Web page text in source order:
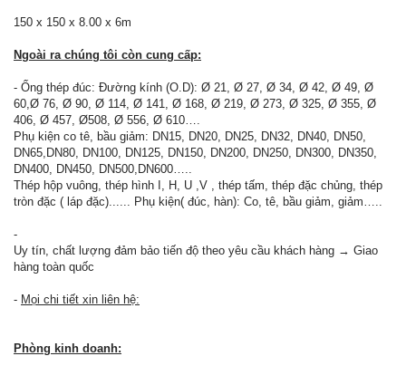
150 x 150 x 8.00 x 6m
Ngoài ra chúng tôi còn cung cấp:
- Ống thép đúc: Đường kính (O.D): Ø 21, Ø 27, Ø 34, Ø 42, Ø 49, Ø
60,Ø 76, Ø 90, Ø 114, Ø 141, Ø 168, Ø 219, Ø 273, Ø 325, Ø 355, Ø
406, Ø 457, Ø508, Ø 556, Ø 610….
Phụ kiện co tê, bầu giảm: DN15, DN20, DN25, DN32, DN40, DN50,
DN65,DN80, DN100, DN125, DN150, DN200, DN250, DN300, DN350,
DN400, DN450, DN500,DN600…..
Thép hộp vuông, thép hình I, H, U ,V , thép tấm, thép đặc chủng, thép
tròn đặc ( láp đặc)...... Phụ kiện( đúc, hàn): Co, tê, bầu giảm, giảm…..
-
Uy tín, chất lượng đảm bảo tiến độ theo yêu cầu khách hàng → Giao
hàng toàn quốc
- Mọi chi tiết xin liên hệ:
Phòng kinh doanh: